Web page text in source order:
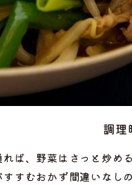
調
ば、野菜はさっと炒め
すむおかず間違いなし